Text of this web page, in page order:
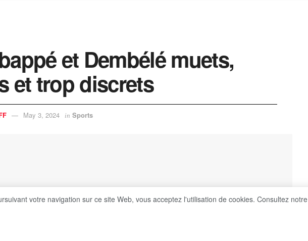
et Dembélé muets,
et trop discrets
May 3, 2024 in Sports
votre navigation sur ce site Web, vous acceptez l'utilisation de cookies. Consultez notre